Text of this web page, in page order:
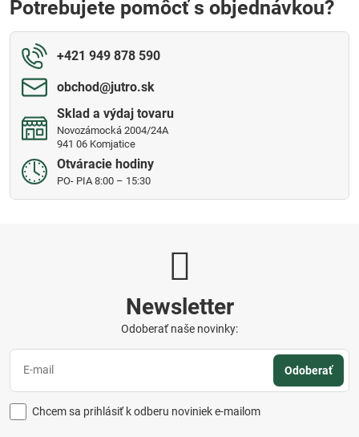
Potrebujete pomôcť s objednávkou?
+421 949 878 590
obchod​@jutro​.sk
Sklad a výdaj tovaru
Novozámocká 2004/24A
941 06 Komjatice
Otváracie hodiny
PO- PIA 8:00 – 15:30
Newsletter
Odoberať naše novinky:
Odoberať
Chcem sa prihlásiť k odberu noviniek e-mailom